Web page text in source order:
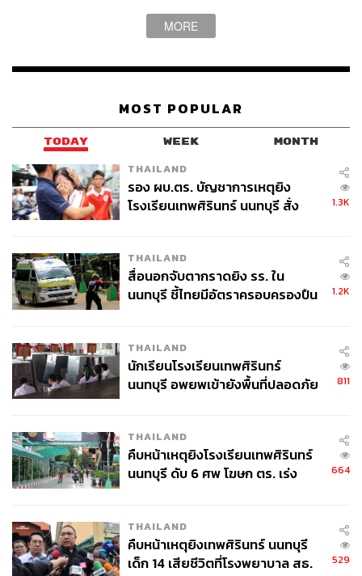
MORE
MOST POPULAR
TODAY WEEK MONTH
THAILAND
รอง ผบ.ตร. บัญชาการเหตุยิง
โรงเรียนเทพศิรินทร์ นนทบุรี สั่ง
1.3K
THAILAND
สื่อนอกจับตากราดยิง รร. ใน
นนทบุรี ชี้ไทยมีอัตราครอบครองปืน
1.2K
THAILAND
นักเรียนโรงเรียนเทพศิรินทร์
นนทบุรี อพยพเข้ายังพื้นที่ปลอดภัย
811
THAILAND
คืบหน้าเหตุยิงโรงเรียนเทพศิรินทร์
นนทบุรี ดับ 6 ศพ โฆษก ตร. เร่ง
664
THAILAND
คืบหน้าเหตุยิงเทพศิรินทร์ นนทบุรี
เด็ก 14 เสียชีวิตที่โรงพยาบาล สธ.
529